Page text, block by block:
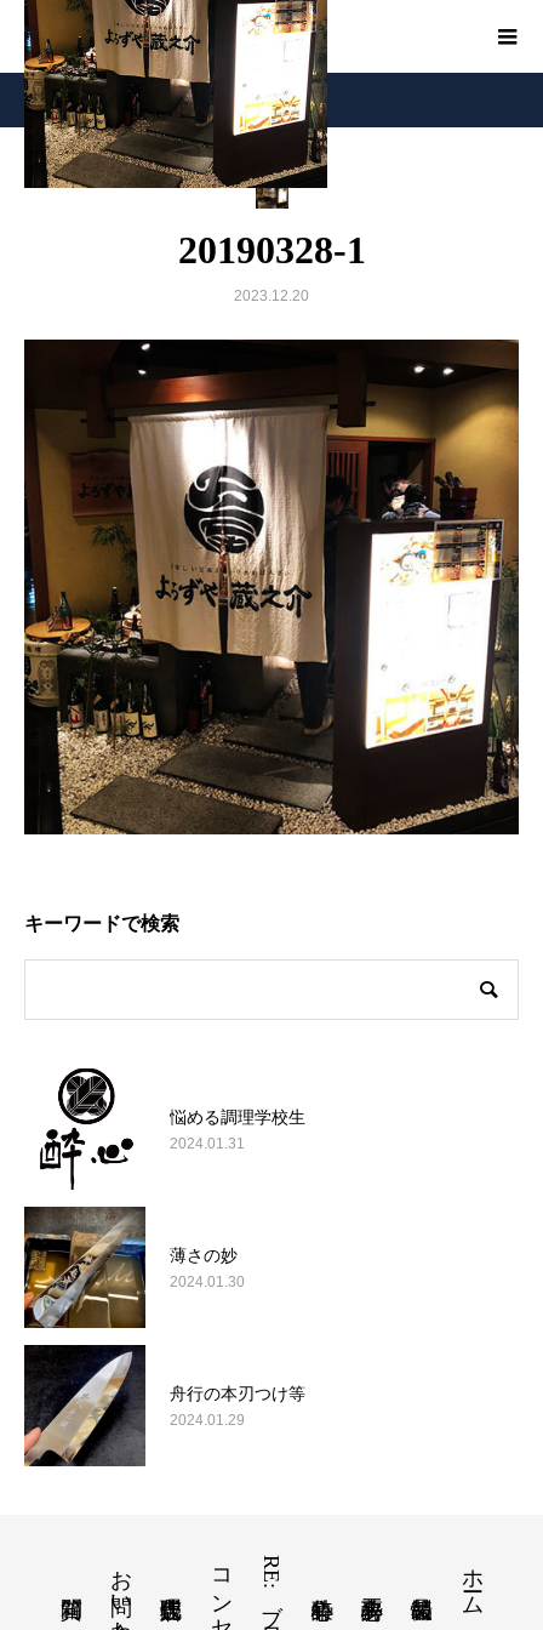
20190328-1
20190328-1
2023.12.20
キーワードで検索
悩める調理学校生
2024.01.31
薄さの妙
2024.01.30
舟行の本刃つけ等
2024.01.29
ホーム
RE:ブログ
お問い合わせ